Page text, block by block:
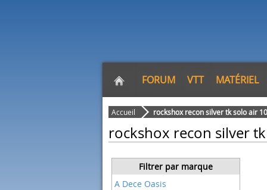
FORUM VTT MATÉRIEL
Accueil rockshox recon silver tk solo air
rockshox recon silver
Filtrer par marque
A Dece Oasis